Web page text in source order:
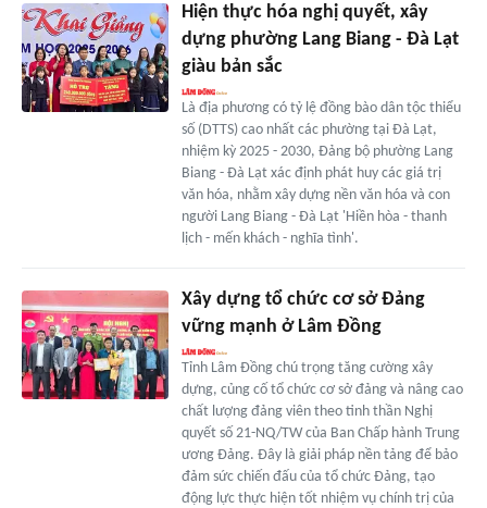
Hiện thực hóa nghị quyết, xây
dựng phường Lang Biang - Đà Lạt
giàu bản sắc
Là địa phương có tỷ lệ đồng bào dân tộc thiểu
số (DTTS) cao nhất các phường tại Đà Lạt,
nhiệm kỳ 2025 - 2030, Đảng bộ phường Lang
Biang - Đà Lạt xác định phát huy các giá trị
văn hóa, nhằm xây dựng nền văn hóa và con
người Lang Biang - Đà Lạt 'Hiền hòa - thanh
lịch - mến khách - nghĩa tình'.
Xây dựng tổ chức cơ sở Ðảng
vững mạnh ở Lâm Đồng
Tỉnh Lâm Đồng chú trọng tăng cường xây
dựng, củng cố tổ chức cơ sở đảng và nâng cao
chất lượng đảng viên theo tinh thần Nghị
quyết số 21-NQ/TW của Ban Chấp hành Trung
ương Đảng. Đây là giải pháp nền tảng để bảo
đảm sức chiến đấu của tổ chức Đảng, tạo
động lực thực hiện tốt nhiệm vụ chính trị của